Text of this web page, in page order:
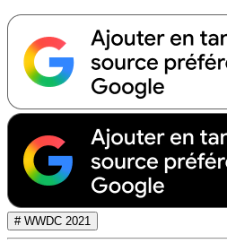
# WWDC 2021